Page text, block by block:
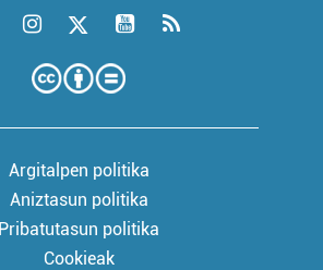
Argitalpen politika
Aniztasun politika
Pribatutasun politika
Cookieak